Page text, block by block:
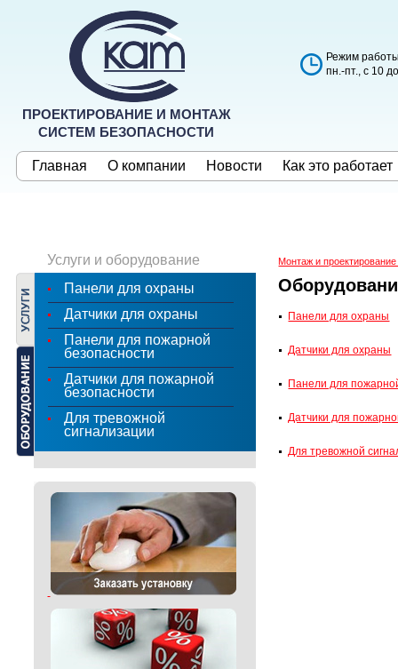
ПРОЕКТИРОВАНИЕ И МОНТАЖ
СИСТЕМ БЕЗОПАСНОСТИ
Режим
пн.-пт., с 10
Главная О компании Новости Как это работает
Услуги и оборудование
Панели для охраны
Датчики для охраны
Панели для пожарной
безопасности
Датчики для пожарной
безопасности
Для тревожной
сигнализации
Монтаж и
Панели для охраны
Датчики для охраны
Панели для
Датчики для
Для тревожной